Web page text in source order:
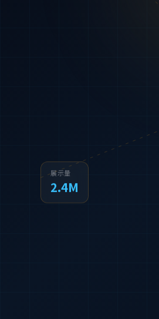
展示量
2.4M